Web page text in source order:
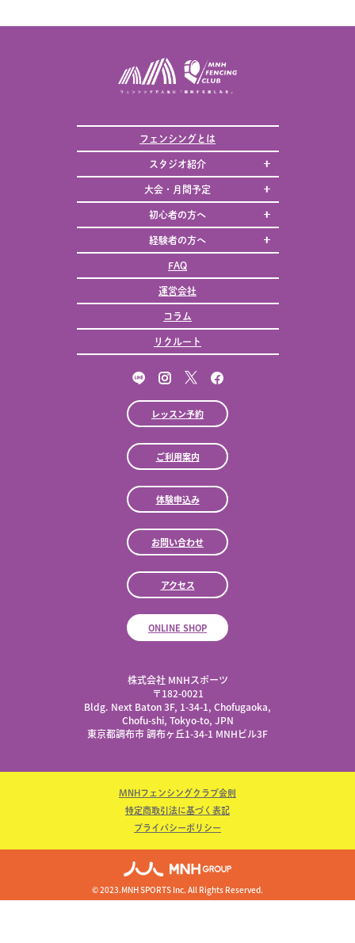
フェンシングとは
スタジオ紹介
大会・月間予定
初心者の方へ
経験者の方へ
FAQ
運営会社
コラム
リクルート
レッスン予約
ご利用案内
体験申込み
お問い合わせ
アクセス
ONLINE SHOP
株式会社 MNHスポーツ
​〒182-0021
Bldg. Next Baton 3F, 1-34-1, Chofugaoka,
Chofu-shi, Tokyo-to, JPN
東京都調布市 調布ヶ丘1-34-1 MNHビル3F
MNHフェンシングクラブ会則
特定商取引法に基づく表記
プライバシーポリシー
© 2023.MNH SPORTS Inc. All Rights Reserved.